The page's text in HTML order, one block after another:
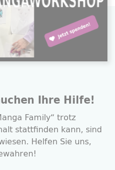
Ihre Hilfe!
Family“ trotz
stattfinden kann, sind
Helfen Sie uns,